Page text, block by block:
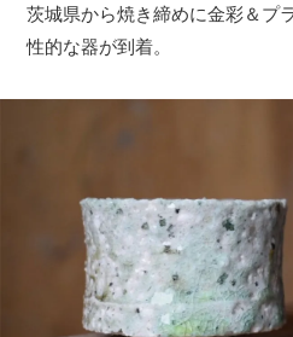
茨城県から焼き締めに金彩＆プ
性的な器が到着。